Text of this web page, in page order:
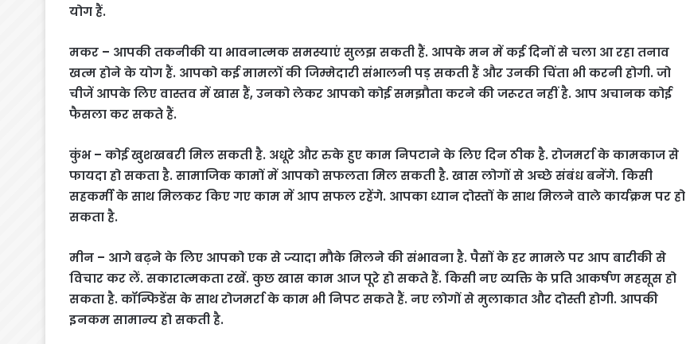
योग हैं.
मकर – आपकी तकनीकी या भावनात्मक समस्याएं सुलझ सकती हैं. आपके मन में कई दिनों से चला आ रहा तनाव
खत्म होने के योग हैं. आपको कई मामलों की जिम्मेदारी संभालनी पड़ सकती हैं और उनकी चिंता भी करनी होगी. जो
चीजें आपके लिए वास्तव में खास हैं, उनको लेकर आपको कोई समझौता करने की जरूरत नहीं है. आप अचानक कोई
फैसला कर सकते हैं.
कुंभ – कोई खुशखबरी मिल सकती है. अधूरे और रुके हुए काम निपटाने के लिए दिन ठीक है. रोजमर्रा के कामकाज से
फायदा हो सकता है. सामाजिक कामों में आपको सफलता मिल सकती है. खास लोगों से अच्छे संबंध बनेंगे. किसी
सहकर्मी के साथ मिलकर किए गए काम में आप सफल रहेंगे. आपका ध्यान दोस्तों के साथ मिलने वाले कार्यक्रम पर हो
सकता है.
मीन – आगे बढ़ने के लिए आपको एक से ज्यादा मौके मिलने की संभावना है. पैसों के हर मामले पर आप बारीकी से
विचार कर लें. सकारात्मकता रखें. कुछ खास काम आज पूरे हो सकते हैं. किसी नए व्यक्ति के प्रति आकर्षण महसूस हो
सकता है. कॉन्फिडेंस के साथ रोजमर्रा के काम भी निपट सकते हैं. नए लोगों से मुलाकात और दोस्ती होगी. आपकी
इनकम सामान्य हो सकती है.